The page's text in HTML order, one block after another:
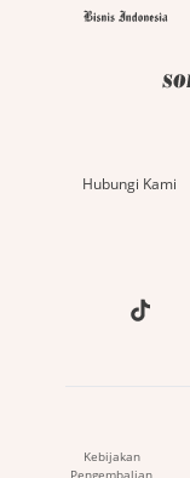
Hubungi Kami
Kebijakan
Pengembalian